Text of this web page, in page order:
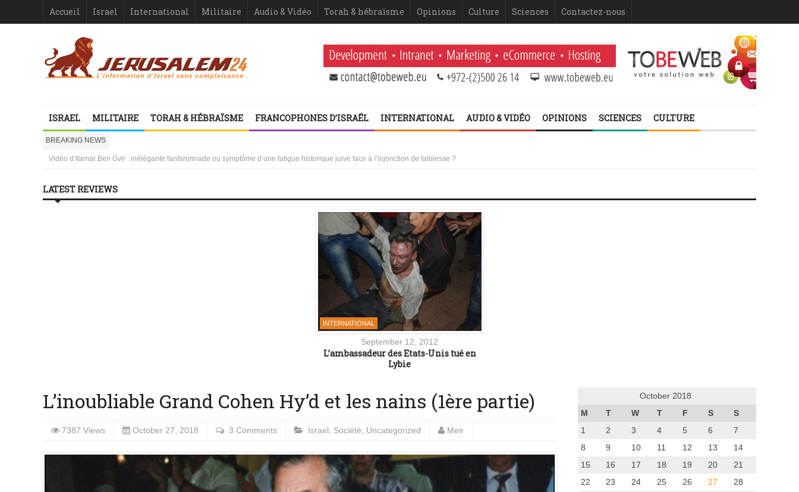
Accueil Israel International Militaire Audio & Vidéo Torah & hébraïsme Opinions Culture Sciences Contactez-nous
ISRAEL MILITAIRE TORAH & HÉBRAÏSME FRANCOPHONES D’ISRAËL INTERNATIONAL AUDIO & VIDÉO OPINIONS SCIENCES CULTURE
BREAKING NEWS
Israël-France : asymétrie criante
1000 mères libanaises en pleurs
Vidéo d’Itamar Ben Gvir : inélégante fanfaronnade ou symptôme d’une fatigue historique juive face à l’injonction de faiblesse ?
Israël ou le droit international comme suicide juridiquement assisté
LATEST REVIEWS
INTERNATIONAL
September 12, 2012
L’ambassadeur des Etats-Unis tué en
Lybie
L’inoubliable Grand Cohen Hy’d et les nains (1ère partie)
7387 Views October 27, 2018 3 Comments Israel Société Uncategorized Meir
October 2018
M
T W T F S
S
1
2 3 4 5 6
7
8
9 10 11 12 13
14
15
16 17 18 19 20
21
22
23 24 25 26 27
28